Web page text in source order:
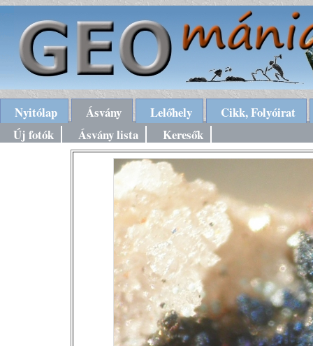
Nyitólap Ásvány Lelőhely
Cikk, Folyóirat
Új fotók
Ásvány lista Keresők